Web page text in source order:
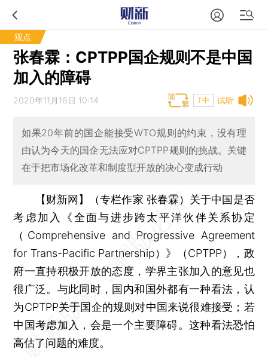
观点
张春霖：CPTPP国企规则不是中国
加入的障碍
试听
2020年11月16日 10:14 T中
如果20年前的国企能接受WTO规则的约束，没有理
由认为今天的国企无法应对CPTPP规则的挑战。关键
在于把市场化改革和制度型开放的决心变成行动
【财新网】（专栏作家 张春霖） 关于中国是否
考虑加入《全面与进步跨太平洋伙伴关系协定
（Comprehensive and Progressive Agreement
for Trans-Pacific Partnership）》（CPTPP），政
府一直持积极开放的态度，学界主张加入的意见也
很广泛。与此同时，国内和国外都有一种看法，认
为CPTPP关于国企的规则对中国来说很难接受；若
中国考虑加入，会是一个主要障碍。这种看法恐怕
高估了问题的难度。